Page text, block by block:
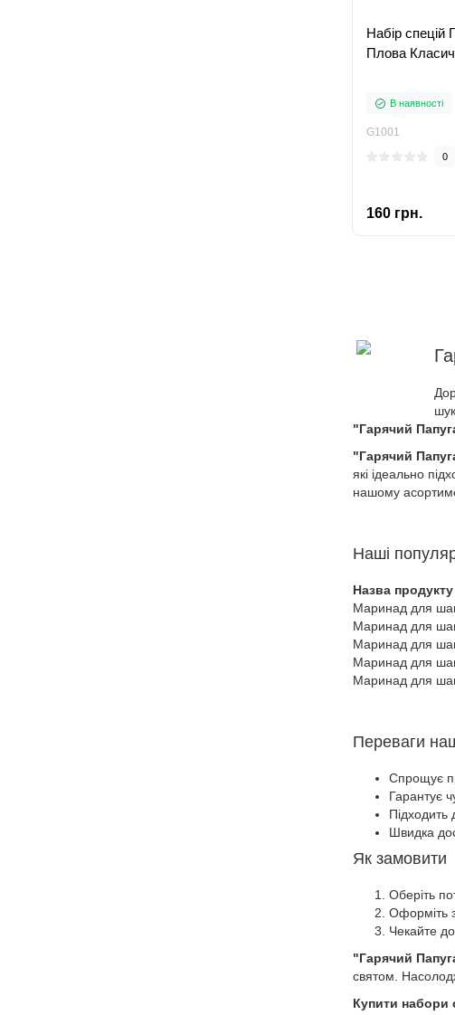
Набір спецій
Плова
В наявності
G1001
0
160 грн.
"Гарячий
"Гарячий
які ідеально
нашому
Наші
Назва продукту
Маринад для
Маринад для
Маринад для
Маринад для
Маринад для
Переваги
Спрощує
Гарантує
Підходить
Швидка
Як замовити
Оберіть
Оформіть
Чекайте
"Гарячий
святом.
Купити набори